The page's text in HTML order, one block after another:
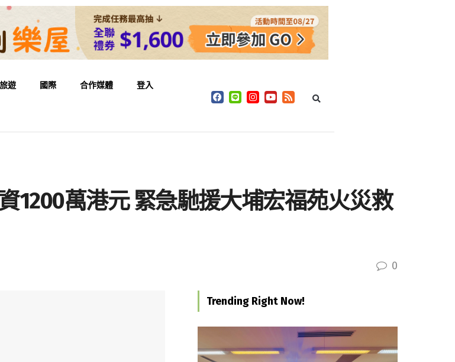
旅遊 國際 合作媒體 登入
1200萬港元 緊急馳援大埔宏福苑火災救
0
Trending Right Now!